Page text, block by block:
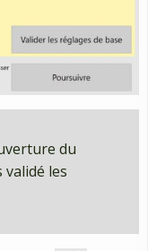
du
validé les